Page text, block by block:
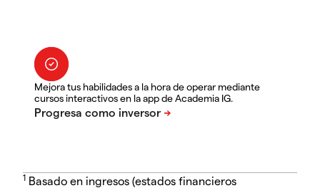
Mejora tus habilidades a la hora de operar mediante
cursos interactivos en la app de Academia IG.
1 Basado en ingresos (estados financieros